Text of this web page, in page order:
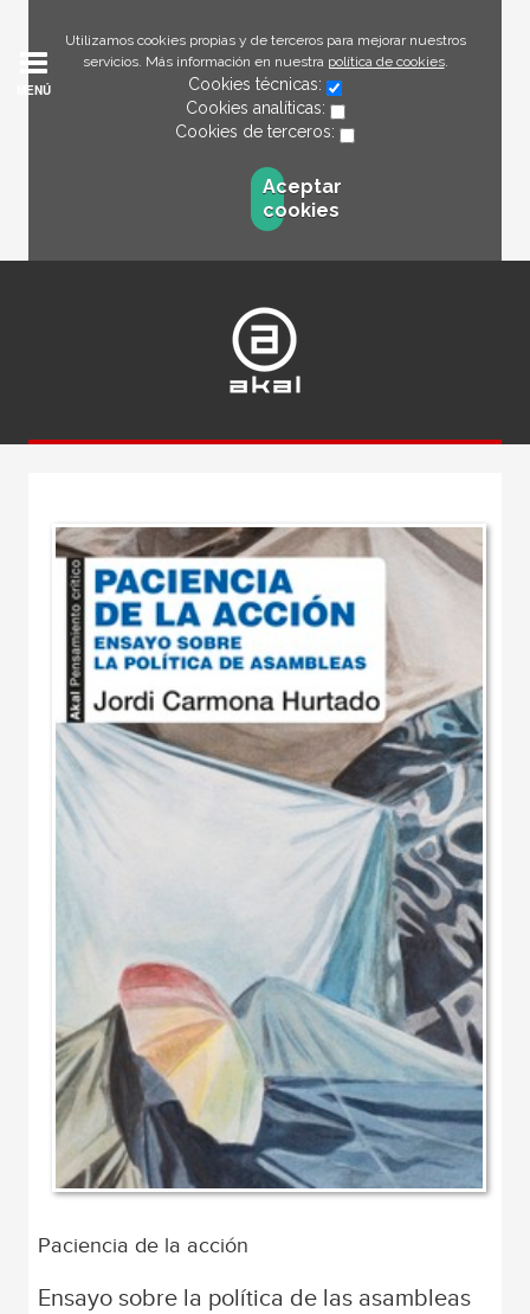
Utilizamos cookies propias y de terceros para mejorar nuestros
servicios. Más información en nuestra política de cookies.
Cookies técnicas:
Cookies analíticas:
Cookies de terceros:
Aceptar
cookies
MENÚ
Paciencia de la acción
Ensayo sobre la política de las asambleas